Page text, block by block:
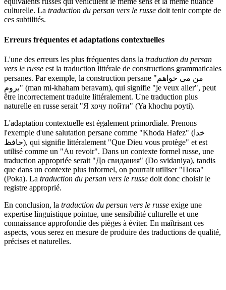
culturelle. La traduction du persan vers le russe doit tenir compte de
ces subtilités.
Erreurs fréquentes et adaptations contextuelles
L'une des erreurs les plus fréquentes dans la traduction du persan
vers le russe est la traduction littérale de constructions grammaticales
persanes. Par exemple, la construction persane "من می خواهم
بروم" (man mi-khaham beravam), qui signifie "je veux aller", peut
être incorrectement traduite littéralement. Une traduction plus
naturelle en russe serait "Я хочу пойти" (Ya khochu poyti).
L'adaptation contextuelle est également primordiale. Prenons
l'exemple d'une salutation persane comme "Khoda Hafez" (خدا
حافظ), qui signifie littéralement "Que Dieu vous protège" et est
utilisé comme un "Au revoir". Dans un contexte formel russe, une
traduction appropriée serait "До свидания" (Do svidaniya), tandis
que dans un contexte plus informel, on pourrait utiliser "Пока"
(Poka). La traduction du persan vers le russe doit donc choisir le
registre approprié.
En conclusion, la traduction du persan vers le russe exige une
expertise linguistique pointue, une sensibilité culturelle et une
connaissance approfondie des pièges à éviter. En maîtrisant ces
aspects, vous serez en mesure de produire des traductions de qualité,
précises et naturelles.